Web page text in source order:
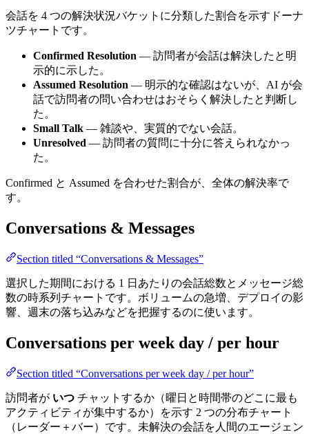
会話を 4 つの解決状況バケットに分類した割合を示すドーナ
ツチャートです。
Confirmed Resolution — 訪問者が会話は解決したと明
示的に示した。
Assumed Resolution — 明示的な確認はないが、AI が会
話で訪問者の問い合わせはおそらく解決したと判断し
た。
Small Talk — 雑談や、実質的でない会話。
Unresolved — 訪問者の質問に十分に答えられなかっ
た。
Confirmed と Assumed を合わせた割合が、全体の解決率で
す。
Conversations & Messages
Section titled “Conversations & Messages”
選択した期間における 1 日あたりの会話総数とメッセージ総
数の時系列チャートです。ボリュームの急増、デプロイの影
響、週末の落ち込みなどを把握するのに使います。
Conversations per week day / per hour
Section titled “Conversations per week day / per hour”
訪問者が いつ チャットするか（曜日と時間帯のどこに最も
アクティビティが集中するか）を示す 2 つの分布チャート
（レーダー＋バー）です。未解決の会話を人間のエージェン